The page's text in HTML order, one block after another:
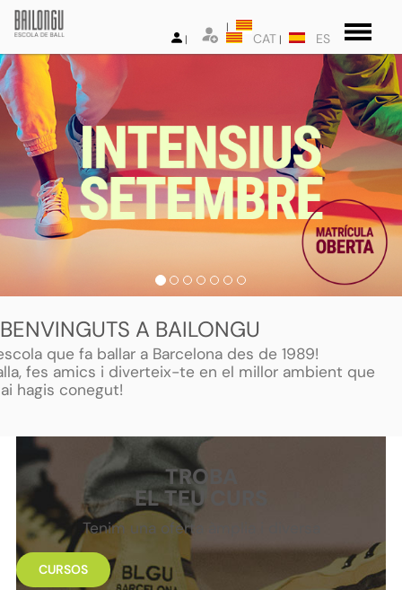
CAT ES
BENVINGUTS A BAILONGU
que fa ballar a Barcelona des de 1989!
fes amics i diverteix-te en el millor ambient que
hagis conegut!
TROBA
EL TEU CURS
Tenim una oferta àmplia i diversa
CURSOS